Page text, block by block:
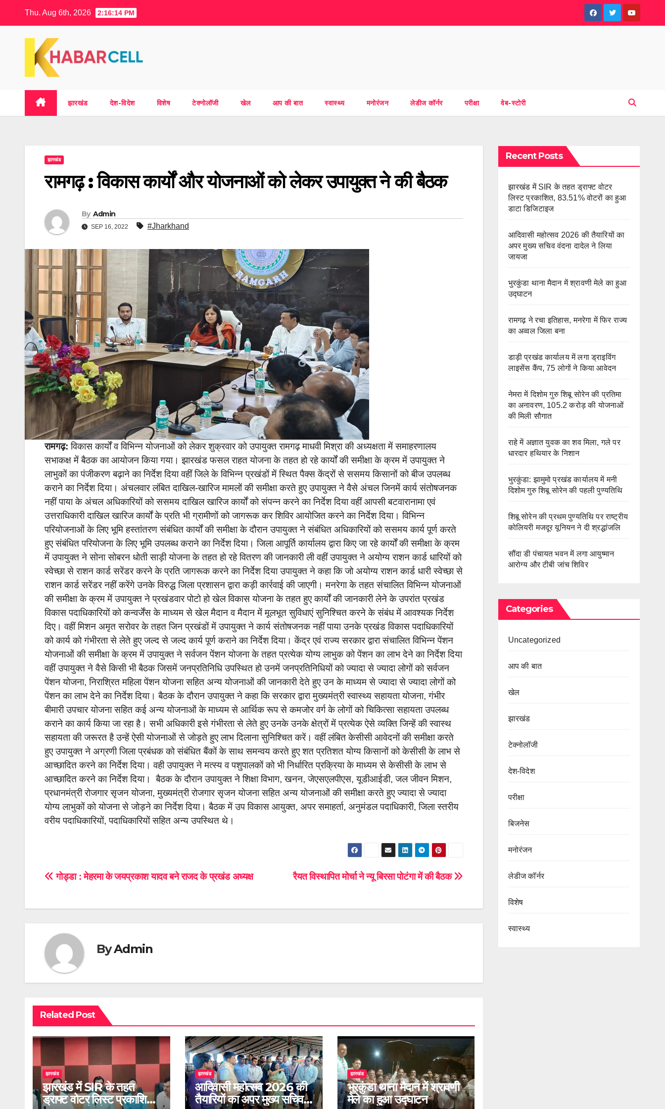
content
Thu. Aug 6th, 2026 2:16:15 PM
झारखंड देश-विदेश विशेष टेक्नोलॉजी खेल आप की बात स्वास्थ्य मनोरंजन लेडीज कॉर्नर परीक्षा वेब-स्टोरी
झारखंड
रामगढ़ : विकास कार्यों और योजनाओं को लेकर उपायुक्त ने की बैठक
By Admin
SEP 16, 2022 #Jharkhand
रामगढ़: विकास कार्यों व विभिन्न योजनाओं को लेकर शुक्रवार को उपायुक्त रामगढ़ माधवी मिश्रा की अध्यक्षता में समाहरणालय
सभाकक्ष में बैठक का आयोजन किया गया। झारखंड फसल राहत योजना के तहत हो रहे कार्यों की समीक्षा के क्रम में उपायुक्त ने
लाभुकों का पंजीकरण बढ़ाने का निर्देश दिया वहीं जिले के विभिन्न प्रखंडों में स्थित पैक्स केंद्रों से ससमय किसानों को बीज उपलब्ध
कराने का निर्देश दिया। अंचलवार लंबित दाखिल-खारिज मामलों की समीक्षा करते हुए उपायुक्त ने वैसे अंचल जिनमें कार्य संतोषजनक
नहीं पाया के अंचल अधिकारियों को ससमय दाखिल खारिज कार्यों को संपन्न करने का निर्देश दिया वहीं आपसी बटवारानामा एवं
उत्तराधिकारी दाखिल खारिज कार्यों के प्रति भी ग्रामीणों को जागरूक कर शिविर आयोजित करने का निर्देश दिया। विभिन्न
परियोजनाओं के लिए भूमि हस्तांतरण संबंधित कार्यों की समीक्षा के दौरान उपायुक्त ने संबंधित अधिकारियों को ससमय कार्य पूर्ण करते
हुए संबंधित परियोजना के लिए भूमि उपलब्ध कराने का निर्देश दिया। जिला आपूर्ति कार्यालय द्वारा किए जा रहे कार्यों की समीक्षा के क्रम
में उपायुक्त ने सोना सोबरन धोती साड़ी योजना के तहत हो रहे वितरण की जानकारी ली वहीं उपायुक्त ने अयोग्य राशन कार्ड धारियों को
स्वेच्छा से राशन कार्ड सरेंडर करने के प्रति जागरूक करने का निर्देश दिया उपायुक्त ने कहा कि जो अयोग्य राशन कार्ड धारी स्वेच्छा से
राशन कार्ड सरेंडर नहीं करेंगे उनके विरुद्ध जिला प्रशासन द्वारा कड़ी कार्रवाई की जाएगी। मनरेगा के तहत संचालित विभिन्न योजनाओं
की समीक्षा के क्रम में उपायुक्त ने प्रखंडवार पोटो हो खेल विकास योजना के तहत हुए कार्यों की जानकारी लेने के उपरांत प्रखंड
विकास पदाधिकारियों को कन्वर्जेंस के माध्यम से खेल मैदान व मैदान में मूलभूत सुविधाएं सुनिश्चित करने के संबंध में आवश्यक निर्देश
दिए। वहीं मिशन अमृत सरोवर के तहत जिन प्रखंडों में उपायुक्त ने कार्य संतोषजनक नहीं पाया उनके प्रखंड विकास पदाधिकारियों
को कार्य को गंभीरता से लेते हुए जल्द से जल्द कार्य पूर्ण कराने का निर्देश दिया। केंद्र एवं राज्य सरकार द्वारा संचालित विभिन्न पेंशन
योजनाओं की समीक्षा के क्रम में उपायुक्त ने सर्वजन पेंशन योजना के तहत प्रत्येक योग्य लाभुक को पेंशन का लाभ देने का निर्देश दिया
वहीं उपायुक्त ने वैसे किसी भी बैठक जिसमें जनप्रतिनिधि उपस्थित हो उनमें जनप्रतिनिधियों को ज्यादा से ज्यादा लोगों को सर्वजन
पेंशन योजना, निराश्रित महिला पेंशन योजना सहित अन्य योजनाओं की जानकारी देते हुए उन के माध्यम से ज्यादा से ज्यादा लोगों को
पेंशन का लाभ देने का निर्देश दिया। बैठक के दौरान उपायुक्त ने कहा कि सरकार द्वारा मुख्यमंत्री स्वास्थ्य सहायता योजना, गंभीर
बीमारी उपचार योजना सहित कई अन्य योजनाओं के माध्यम से आर्थिक रूप से कमजोर वर्ग के लोगों को चिकित्सा सहायता उपलब्ध
कराने का कार्य किया जा रहा है। सभी अधिकारी इसे गंभीरता से लेते हुए उनके उनके क्षेत्रों में प्रत्येक ऐसे व्यक्ति जिन्हें की स्वास्थ
सहायता की जरूरत है उन्हें ऐसी योजनाओं से जोड़ते हुए लाभ दिलाना सुनिश्चित करें। वहीं लंबित केसीसी आवेदनों की समीक्षा करते
हुए उपायुक्त ने अग्रणी जिला प्रबंधक को संबंधित बैंकों के साथ समन्वय करते हुए शत प्रतिशत योग्य किसानों को केसीसी के लाभ से
आच्छादित करने का निर्देश दिया। वही उपायुक्त ने मत्स्य व पशुपालकों को भी निर्धारित प्रक्रिया के माध्यम से केसीसी के लाभ से
आच्छादित करने का निर्देश दिया। बैठक के दौरान उपायुक्त ने शिक्षा विभाग, खनन, जेएसएलपीएस, यूडीआईडी, जल जीवन मिशन,
प्रधानमंत्री रोजगार सृजन योजना, मुख्यमंत्री रोजगार सृजन योजना सहित अन्य योजनाओं की समीक्षा करते हुए ज्यादा से ज्यादा
योग्य लाभुकों को योजना से जोड़ने का निर्देश दिया। बैठक में उप विकास आयुक्त, अपर समाहर्ता, अनुमंडल पदाधिकारी, जिला स्तरीय
वरीय पदाधिकारियों, पदाधिकारियों सहित अन्य उपस्थित थे।
Post
रैयत विस्थापित मोर्चा ने न्यू बिरसा पोटंगा में की बैठक
गोड्डा : मेहरमा के जयप्रकाश यादव बने राजद के प्रखंड अध्यक्ष
ByAdmin
Related Post
झारखंड
झारखंड में SIR के तहत
ड्राफ्ट वोटर लिस्ट प्रकाशित,
झारखंड
आदिवासी महोत्सव 2026 की
तैयारियों का अपर मुख्य सचिव
झारखंड
भुरकुंडा थाना मैदान में श्रावणी
मेले का हुआ उद्घाटन
Recent Posts
झारखंड में SIR के तहत ड्राफ्ट वोटर
लिस्ट प्रकाशित, 83.51% वोटरों का हुआ
डाटा डिजिटाइज
आदिवासी महोत्सव 2026 की तैयारियों का
अपर मुख्य सचिव वंदना दादेल ने लिया
जायजा
भुरकुंडा थाना मैदान में श्रावणी मेले का हुआ
उद्घाटन
रामगढ़ ने रचा इतिहास, मनरेगा में फिर राज्य
का अव्वल जिला बना
डाड़ी प्रखंड कार्यालय में लगा ड्राइविंग
लाइसेंस कैंप, 75 लोगों ने किया आवेदन
नेमरा में दिशोम गुरु शिबू सोरेन की प्रतिमा
का अनावरण, 105.2 करोड़ की योजनाओं
की मिली सौगात
राहे में अज्ञात युवक का शव मिला, गले पर
धारदार हथियार के निशान
भुरकुंडा: झामुमो प्रखंड कार्यालय में मनी
दिशोम गुरु शिबू सोरेन की पहली पुण्यतिथि
शिबू सोरेन की प्रथम पुण्यतिथि पर राष्ट्रीय
कोलियरी मजदूर यूनियन ने दी श्रद्धांजलि
सौंदा डी पंचायत भवन में लगा आयुष्मान
आरोग्य और टीबी जांच शिविर
Categories
Uncategorized
आप की बात
खेल
झारखंड
टेक्नोलॉजी
देश-विदेश
परीक्षा
बिजनेस
मनोरंजन
लेडीज कॉर्नर
विशेष
स्वास्थ्य